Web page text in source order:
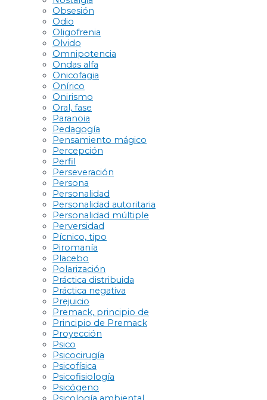
Obsesión
Odio
Oligofrenia
Olvido
Omnipotencia
Ondas alfa
Onicofagia
Onírico
Onirismo
Oral, fase
Paranoia
Pedagogía
Pensamiento mágico
Percepción
Perfil
Perseveración
Persona
Personalidad
Personalidad autoritaria
Personalidad múltiple
Perversidad
Pícnico, tipo
Piromanía
Placebo
Polarización
Práctica distribuida
Práctica negativa
Prejuicio
Premack, principio de
Principio de Premack
Proyección
Psico
Psicocirugía
Psicofísica
Psicofisiología
Psicógeno